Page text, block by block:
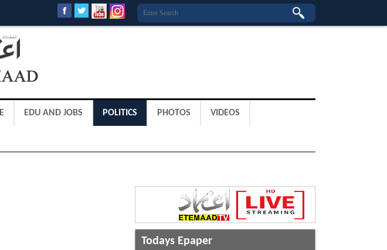
EDU AND JOBS POLITICS PHOTOS VIDEOS
Todays Epaper